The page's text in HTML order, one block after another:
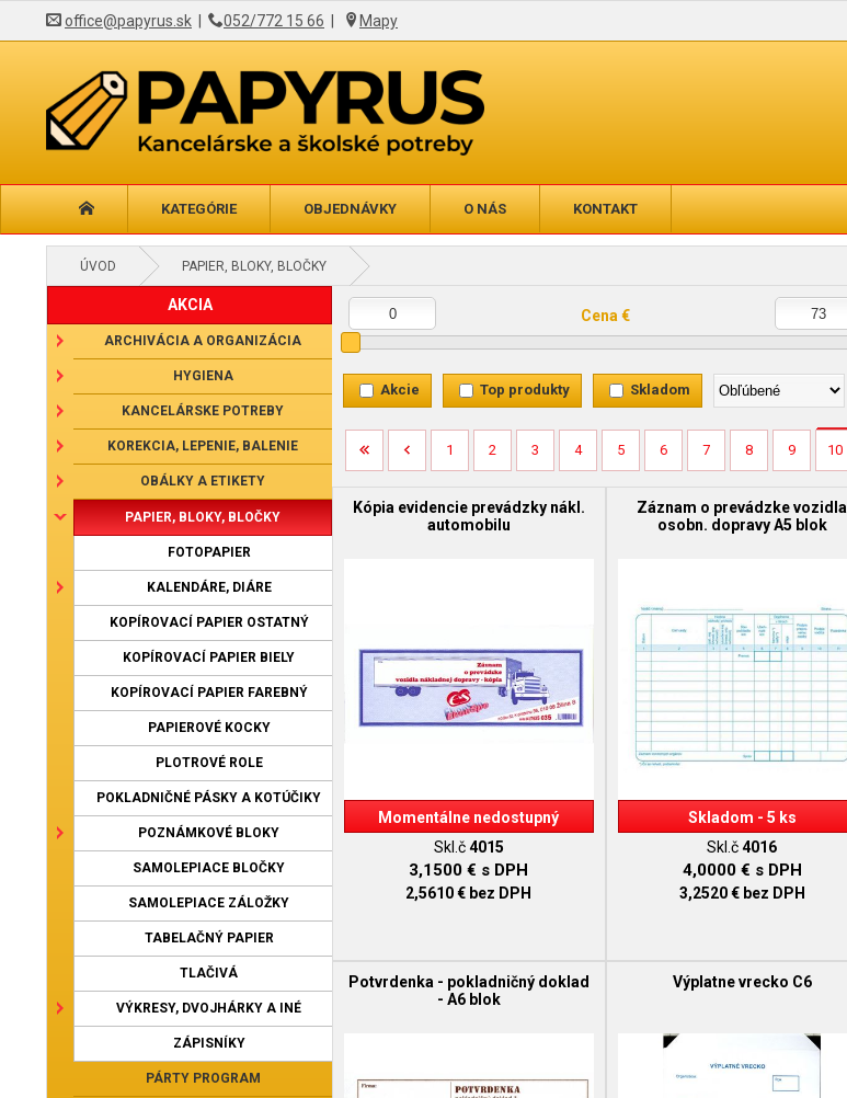
office@papyrus.sk 052/772 15 66 Mapy
KATEGÓRIE OBJEDNÁVKY O NÁS KONTAKT
ÚVOD PAPIER, BLOKY, BLOČKY
AKCIA
ARCHIVÁCIA A ORGANIZÁCIA
HYGIENA
KANCELÁRSKE POTREBY
KOREKCIA, LEPENIE, BALENIE
OBÁLKY A ETIKETY
PAPIER, BLOKY, BLOČKY
FOTOPAPIER
KALENDÁRE, DIÁRE
KOPÍROVACÍ PAPIER OSTATNÝ
KOPÍROVACÍ PAPIER BIELY
KOPÍROVACÍ PAPIER FAREBNÝ
PAPIEROVÉ KOCKY
PLOTROVÉ ROLE
POKLADNIČNÉ PÁSKY A KOTÚČIKY
POZNÁMKOVÉ BLOKY
SAMOLEPIACE BLOČKY
SAMOLEPIACE ZÁLOŽKY
TABELAČNÝ PAPIER
TLAČIVÁ
VÝKRESY, DVOJHÁRKY A INÉ
ZÁPISNÍKY
PÁRTY PROGRAM
Cena €
Akcie Top produkty Skladom
1 2 3 4 5 6 7 8 9 10
Kópia evidencie prevádzky nákl.
automobilu
Momentálne nedostupný
Skl.č4015
3,1500 € s DPH
2,5610 € bez DPH
Záznam o prevádzke vozidla
osobn. dopravy A5 blok
Skladom - 5 ks
Skl.č4016
4,0000 € s DPH
3,2520 € bez DPH
Potvrdenka - pokladničný doklad
- A6 blok
Výplatne vrecko C6